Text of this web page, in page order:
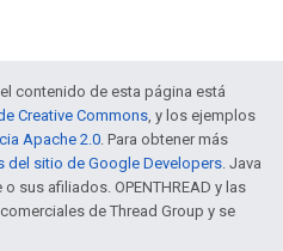
contenido de esta página está
Creative Commons, y los ejemplos
Apache 2.0. Para obtener más
del sitio de Google Developers. Java
sus afiliados. OPENTHREAD y las
de Thread Group y se